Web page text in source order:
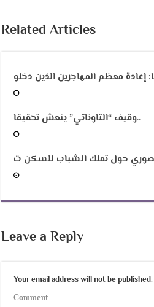
Related Articles
وقيف “التاوناتي” ينعش تحقيقا..
Leave a Reply
Your email address will not be published.
Comment